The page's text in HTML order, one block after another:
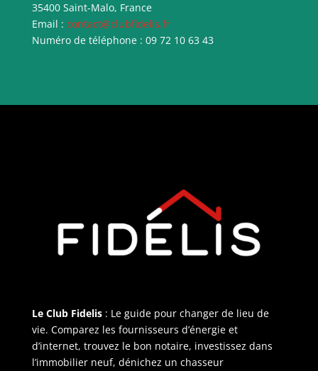
35400 Saint-Malo, France
Email : contact@clubfidelis.fr
Numéro de téléphone : 09 72 10 63 43
Le Club Fidelis: Le guide pour changer de lieu de
vie. Comparez les fournisseurs d’énergie et
d’internet, trouvez le bon notaire, investissez dans
l’immobilier neuf, dénichez un chasseur